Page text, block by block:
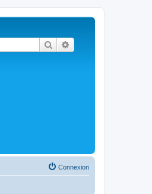
Rechercher
Connexion